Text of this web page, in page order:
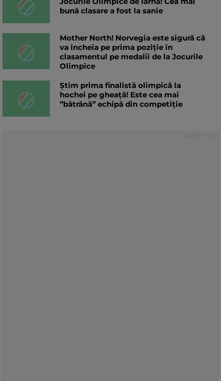
bună clasare a fost la sanie
Mother North! Norvegia este sigură că
va încheia pe prima poziție în
clasamentul pe medalii de la Jocurile
Olimpice
Știm prima finalistă olimpică la
hochei pe gheață! Este cea mai
”bătrână” echipă din competiție